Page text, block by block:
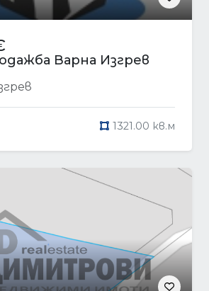
Варна Изгрев
1321.00 кв.м